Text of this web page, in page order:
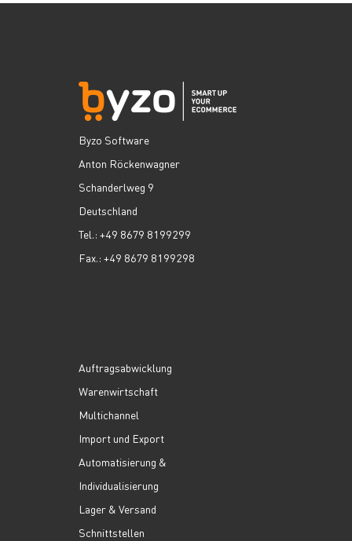
Byzo Software
Anton Röckenwagner
Schanderlweg 9
Deutschland
Tel.: +49 8679 8199299
Fax.: +49 8679 8199298
Auftragsabwicklung
Warenwirtschaft
Multichannel
Import und Export
Automatisierung &
Individualisierung
Lager & Versand
Schnittstellen